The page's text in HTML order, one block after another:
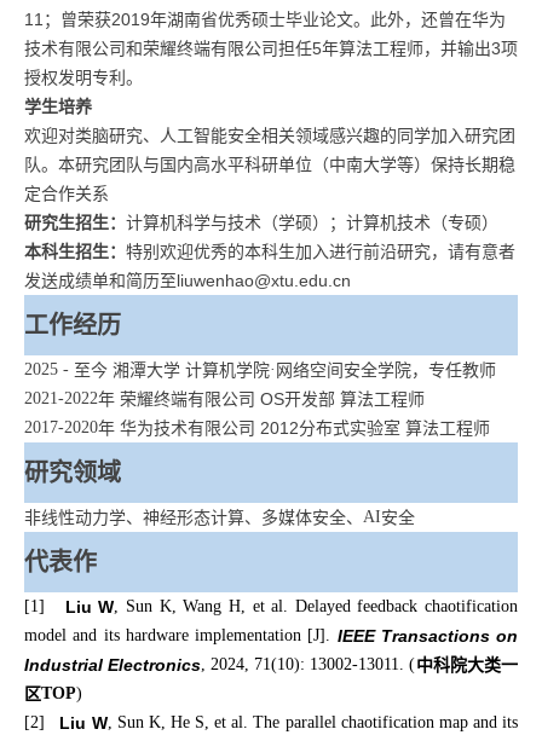
11；曾荣获2019年湖南省优秀硕士毕业论文。此外，还曾在华为
技术有限公司和荣耀终端有限公司担任5年算法工程师，并输出3项
授权发明专利。
学生培养
欢迎对类脑研究、人工智能安全相关领域感兴趣的同学加入研究团
队。本研究团队与国内高水平科研单位（中南大学等）保持长期稳
定合作关系
研究生招生： 计算机科学与技术（学硕）；计算机技术（专硕）
本科生招生： 特别欢迎优秀的本科生加入进行前沿研究，请有意者
发送成绩单和简历至liuwenhao@xtu.edu.cn
工作经历
2025 - 至今 湘潭大学 计算机学院· 网络空间安全学院，专任教师
2021-2022年 荣耀终端有限公司 OS开发部 算法工程师
2017-2020年 华为技术有限公司 2012分布式实验室 算法工程师
研究领域
非线性动力学、神经形态计算、多媒体安全、 AI安全
代表作
[1] Liu W, Sun K, Wang H, et al. Delayed feedback chaotification
model and its hardware implementation [J]. IEEE Transactions on
Industrial Electronics, 2024, 71(10): 13002-13011. (中科院大类一
区TOP)
[2] Liu W, Sun K, He S, et al. The parallel chaotification map and its